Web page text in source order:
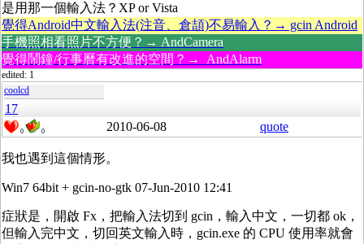
是用那一個輸入法？XP or Vista
覺得Android中文輸入法(注音、倉頡)不易輸入？→ gcin Android
手機照相看照片不方便？→ AndCamera
覺得鬧鐘/行事曆有改進的空間？→ AndAlarm
edited: 1
coolcd
17
0 0 2010-06-08 quote
我也遇到這個情形。
Win7 64bit + gcin-no-gtk 07-Jun-2010 12:41
症狀是，開啟 Fx，把輸入法切到 gcin，輸入中文，一切都 ok，
但輸入完中文，切回英文輸入時，gcin.exe 的 CPU 使用率就會